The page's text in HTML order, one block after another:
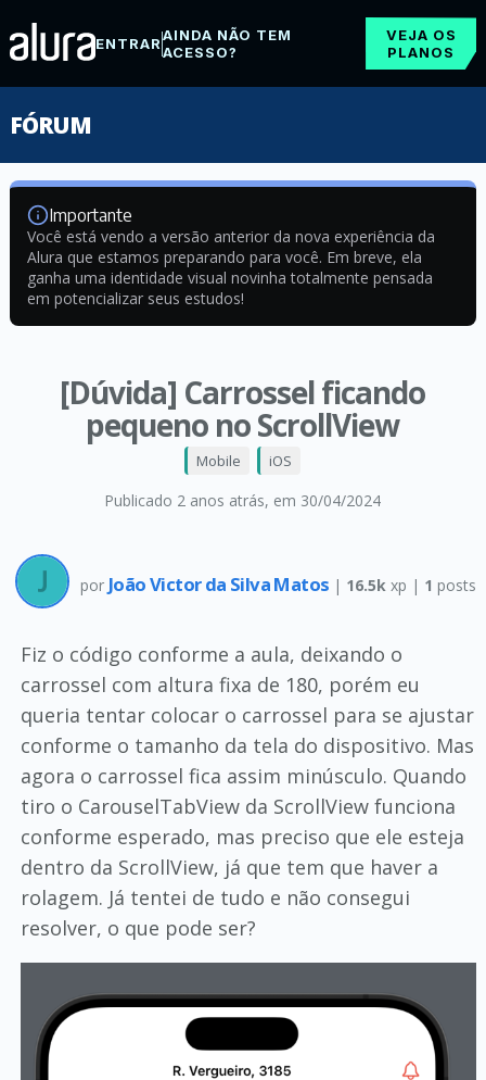
ENTRARAINDA NÃO TEM
ACESSO?
VEJA OS
PLANOS
FÓRUM
Importante
Você está vendo a versão anterior da nova experiência da
Alura que estamos preparando para você. Em breve, ela
ganha uma identidade visual novinha totalmente pensada
em potencializar seus estudos!
[Dúvida] Carrossel ficando
pequeno no ScrollView
Publicado 2 anos atrás, em 30/04/2024
Mobile iOS
por João Victor da Silva Matos | 16.5k xp | 1 posts
Fiz o código conforme a aula, deixando o
carrossel com altura fixa de 180, porém eu
queria tentar colocar o carrossel para se ajustar
conforme o tamanho da tela do dispositivo. Mas
agora o carrossel fica assim minúsculo. Quando
tiro o CarouselTabView da ScrollView funciona
conforme esperado, mas preciso que ele esteja
dentro da ScrollView, já que tem que haver a
rolagem. Já tentei de tudo e não consegui
resolver, o que pode ser?